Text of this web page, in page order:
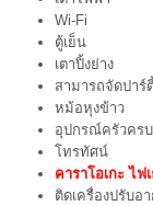
Wi-Fi
ตู้เย็น
เตาปิ้งย่าง
สามารถจัดปาร์
หม้อหุงข้าว
อุปกรณ์ครัวครบ
โทรทัศน์
คาราโอเกะ ไฟ
ติดเครื่องปรับอ